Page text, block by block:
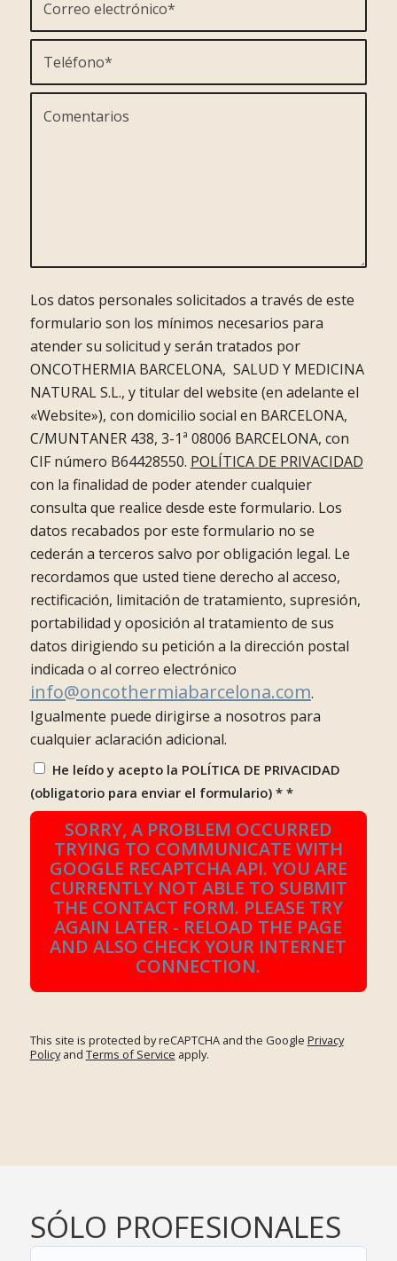
Los datos personales solicitados a través de este
formulario son los mínimos necesarios para
atender su solicitud y serán tratados por
ONCOTHERMIA BARCELONA, SALUD Y MEDICINA
NATURAL S.L., y titular del website (en adelante el
«Website»), con domicilio social en BARCELONA,
C/MUNTANER 438, 3-1ª 08006 BARCELONA, con
CIF número B64428550. POLÍTICA DE PRIVACIDAD
con la finalidad de poder atender cualquier
consulta que realice desde este formulario. Los
datos recabados por este formulario no se
cederán a terceros salvo por obligación legal. Le
recordamos que usted tiene derecho al acceso,
rectificación, limitación de tratamiento, supresión,
portabilidad y oposición al tratamiento de sus
datos dirigiendo su petición a la dirección postal
indicada o al correo electrónico
info@oncothermiabarcelona.com.
Igualmente puede dirigirse a nosotros para
cualquier aclaración adicional.
He leído y acepto la POLÍTICA DE PRIVACIDAD
(obligatorio para enviar el formulario) * *
SORRY, A PROBLEM OCCURRED
TRYING TO COMMUNICATE WITH
GOOGLE RECAPTCHA API. YOU ARE
CURRENTLY NOT ABLE TO SUBMIT
THE CONTACT FORM. PLEASE TRY
AGAIN LATER - RELOAD THE PAGE
AND ALSO CHECK YOUR INTERNET
CONNECTION.
This site is protected by reCAPTCHA and the Google Privacy
Policyand Terms of Service apply.
SÓLO PROFESIONALES